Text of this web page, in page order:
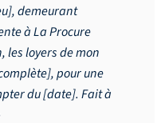
demeurant
à La Procure
les loyers de mon
pour une
du [date]. Fait à